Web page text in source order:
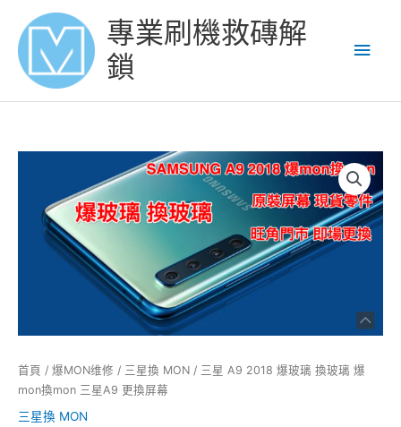
content
專業刷機救磚解
鎖
首頁 / 爆MON维修 / 三星換 MON / 三星 A9 2018 爆玻璃 換玻璃 爆
mon換mon 三星A9 更換屏幕
三星換 MON
2018
璃
mon
換
mon